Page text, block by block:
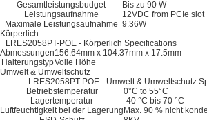
Gesamtleistungsbudget
Bis zu 90 W
Leistungsaufnahme
12VDC from PCIe
Maximale Leistungsaufnahme 9.36W
Körperlich
LRES2058PT-POE - Körperlich Specifications
Abmessungen156.64mm x 104.37mm x 17.5mm
HalterungstypVolle Höhe
Umwelt & Umweltschutz
LRES2058PT-POE - Umwelt & Umweltschutz
Betriebstemperatur
0°C to 55°C
Lagertemperatur
-40 °C bis 70 °C
Luftfeuchtigkeit bei der Lagerung Max. 90 % nicht